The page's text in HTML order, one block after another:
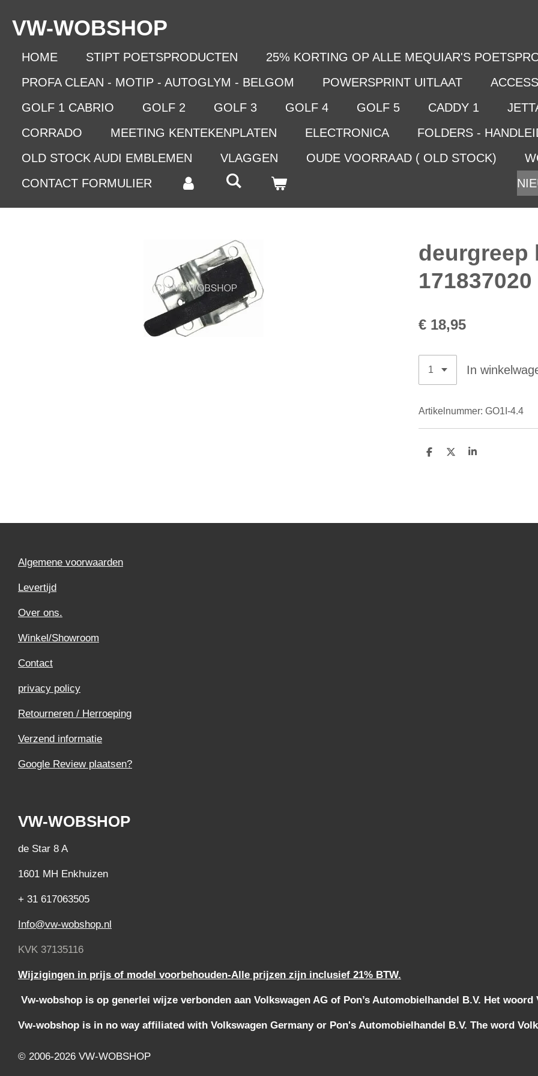
direct
VW-WOBSHOP
HOME STIPT POETSPRODUCTEN
25% KORTING OP ALLE MEQUIAR'S
PROFA CLEAN - MOTIP - AUTOGLYM - BELGOM
POWERSPRINT UITLAAT
GOLF 1 CABRIO
GOLF 2 GOLF 3 GOLF 4 GOLF 5 CADDY 1
CORRADO
MEETING KENTEKENPLATEN ELECTRONICA
FOLDERS -
OLD STOCK AUDI EMBLEMEN
VLAGGEN OUDE VOORRAAD ( OLD STOCK)
CONTACT FORMULIER
deurgreep
171837020
€ 18,95
In
Artikelnummer: GO1I-4.4
D
D
S
Algemene voorwaarden
Levertijd
Over ons.
Winkel/Showroom
Contact
privacy policy
Retourneren / Herroeping
Verzend informatie
Google Review plaatsen?
VW-WOBSHOP
de Star 8 A
1601 MH Enkhuizen
+ 31 617063505
Info@vw-wobshop.nl
KVK 37135116
Wijzigingen in prijs of model voorbehouden-Alle prijzen zijn inclusief 21% BTW.
Vw-wobshop is op generlei wijze verbonden aan Volkswagen AG of Pon’s Automobielhandel B.V. Het
Vw-wobshop is in no way affiliated with Volkswagen Germany or Pon's Automobielhandel B.V. The word
© 2006-2026 VW-WOBSHOP